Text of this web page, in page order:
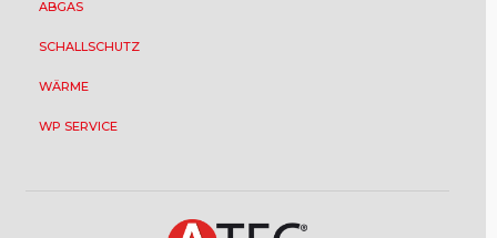
ABGAS
SCHALLSCHUTZ
WÄRME
WP SERVICE